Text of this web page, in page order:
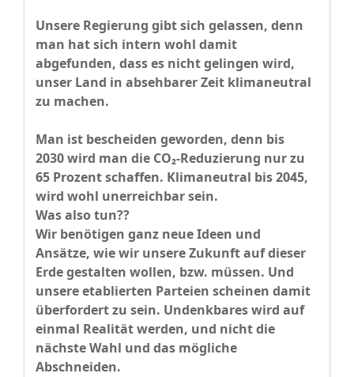
Unsere Regierung gibt sich gelassen, denn
man hat sich intern wohl damit
abgefunden, dass es nicht gelingen wird,
unser Land in absehbarer Zeit klimaneutral
zu machen.
Man ist bescheiden geworden, denn bis
2030 wird man die CO₂-Reduzierung nur zu
65 Prozent schaffen. Klimaneutral bis 2045,
wird wohl unerreichbar sein.
Was also tun??
Wir benötigen ganz neue Ideen und
Ansätze, wie wir unsere Zukunft auf dieser
Erde gestalten wollen, bzw. müssen. Und
unsere etablierten Parteien scheinen damit
überfordert zu sein. Undenkbares wird auf
einmal Realität werden, und nicht die
nächste Wahl und das mögliche
Abschneiden.